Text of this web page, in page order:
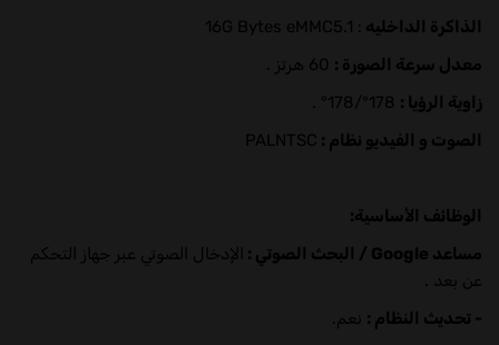
الذاكرة الداخليه : 16G Bytes eMMC5.1
معدل سرعة الصورة :
زاوية الرؤيا :
الصوت و الفيديو نظام : PALNTSC
الوظائف الأساسية:
مساعد Google / البحث الصوتي :
الإدخال الصوتي عبر جهاز التحكم
عن بعد .
- تحديث النظام : نعم.